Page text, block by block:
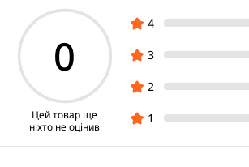
0
Цей товар ще
ніхто не оцінив
4
3
2
1